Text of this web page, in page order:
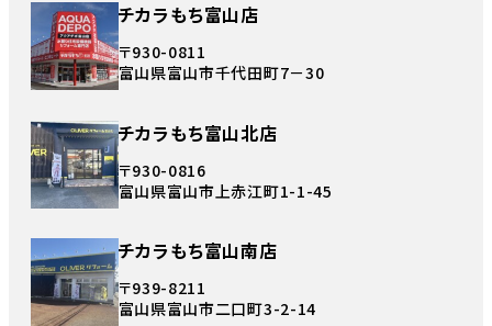
チカラもち富山店
〒930-0811
富山県富山市千代田町7－30
チカラもち富山北店
〒930-0816
富山県富山市上赤江町1-1-45
チカラもち富山南店
〒939-8211
富山県富山市二口町3-2-14